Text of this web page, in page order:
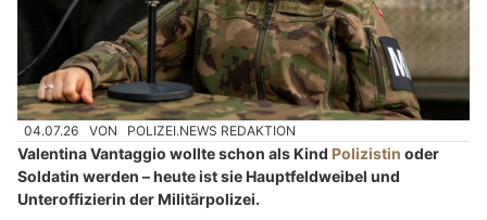
04.07.26 VON POLIZEI.NEWS REDAKTION
Valentina Vantaggio wollte schon als Kind Polizistin oder
Soldatin werden – heute ist sie Hauptfeldweibel und
Unteroffizierin der Militärpolizei.